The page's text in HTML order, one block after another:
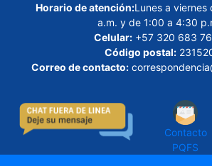
Horario de atención:Lunes a viernes
a.m. y de 1:00 a 4:30
Celular: +57 320 683
Código postal:
Correo de contacto:
Contacto
PQFS